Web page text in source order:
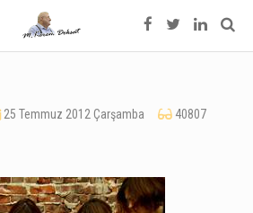
25 Temmuz 2012 Çarşamba 40807